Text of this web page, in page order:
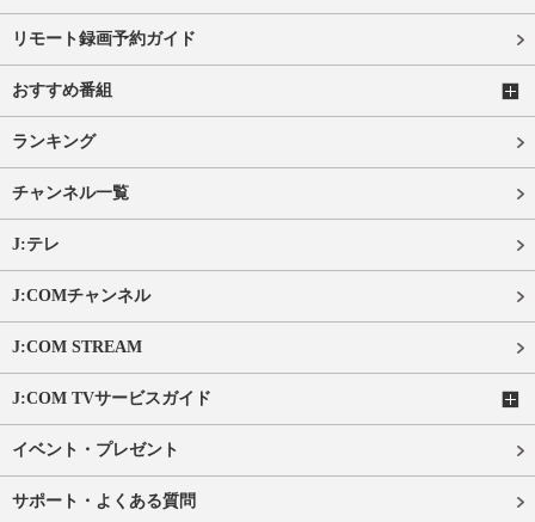
リモート録画予約ガイド
おすすめ番組
ランキング
チャンネル一覧
J:テレ
J:COMチャンネル
J:COM STREAM
J:COM TVサービスガイド
イベント・プレゼント
サポート・よくある質問